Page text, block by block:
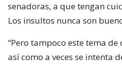
senadoras, a que tengan
Los insultos nunca son
“Pero tampoco este tema
así como a veces se intenta